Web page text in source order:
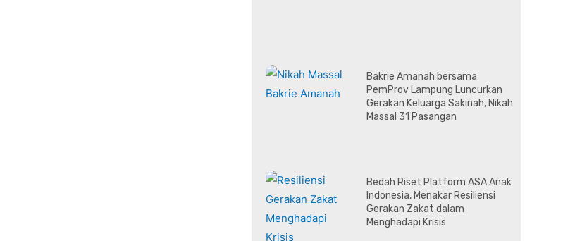
Bakrie Amanah bersama
PemProv Lampung Luncurkan
Gerakan Keluarga Sakinah, Nikah
Massal 31 Pasangan
Bedah Riset Platform ASA Anak
Indonesia, Menakar Resiliensi
Gerakan Zakat dalam
Menghadapi Krisis